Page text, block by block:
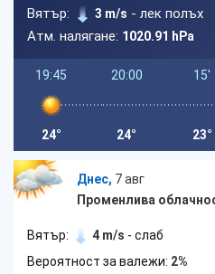
Вятър: 3 m/s - лек полъх
Атм. налягане: 1020.91 hPa
19:45
24°
20:00
24°
15'
23°
Днес, 7 авг
Променлива
Вятър: 4 m/s - слаб
Вероятност за валежи: 2%